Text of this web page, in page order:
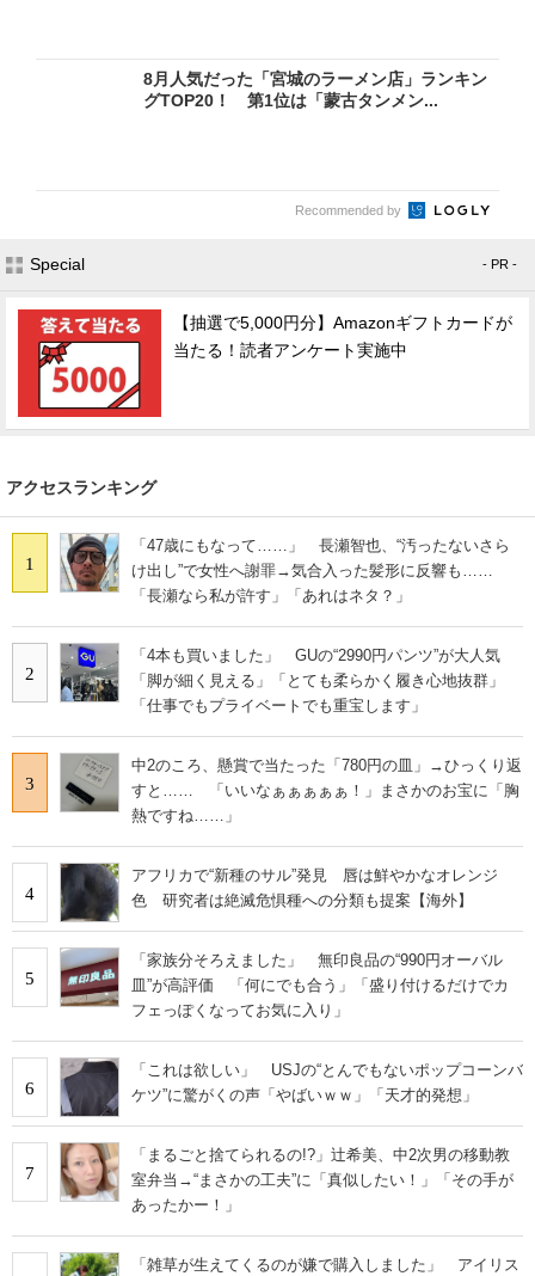
8月人気だった「宮城のラーメン店」ランキン
グTOP20！ 第1位は「蒙古タンメン...
Recommended by
Special - PR -
【抽選で5,000円分】Amazonギフトカードが
当たる！読者アンケート実施中
アクセスランキング
1
「47歳にもなって……」 長瀬智也、“汚ったないさら
け出し”で女性へ謝罪→気合入った髪形に反響も……
「長瀬なら私が許す」「あれはネタ？」
2
「4本も買いました」 GUの“2990円パンツ”が大人気
「脚が細く見える」「とても柔らかく履き心地抜群」
「仕事でもプライベートでも重宝します」
3
中2のころ、懸賞で当たった「780円の皿」→ひっくり返
すと…… 「いいなぁぁぁぁぁ！」まさかのお宝に「胸
熱ですね……」
4
アフリカで“新種のサル”発見 唇は鮮やかなオレンジ
色 研究者は絶滅危惧種への分類も提案【海外】
5
「家族分そろえました」 無印良品の“990円オーバル
皿”が高評価 「何にでも合う」「盛り付けるだけでカ
フェっぽくなってお気に入り」
6
「これは欲しい」 USJの“とんでもないポップコーンバ
ケツ”に驚がくの声「やばいｗｗ」「天才的発想」
7
「まるごと捨てられるの!?」辻希美、中2次男の移動教
室弁当→“まさかの工夫”に「真似したい！」「その手が
あったかー！」
「雑草が生えてくるのが嫌で購入しました」 アイリス